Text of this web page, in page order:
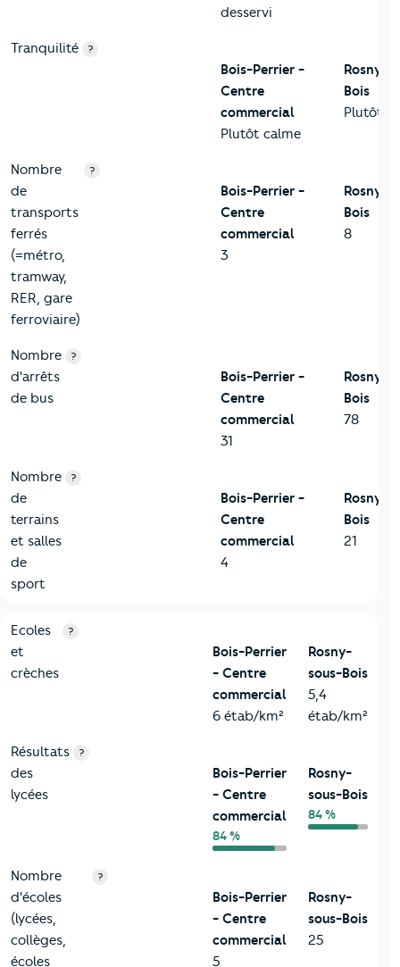
desservi
Tranquilité ?
Bois-Perrier -
Centre
commercial
Plutôt calme
Rosny-
Bois
Plutôt
Nombre
de
transports
ferrés
(=métro,
tramway,
RER, gare
ferroviaire)
?
Bois-Perrier -
Centre
commercial
3
Rosny-
Bois
8
Nombre
d'arrêts
de bus
?
Bois-Perrier -
Centre
commercial
31
Rosny-
Bois
78
Nombre
de
terrains
et salles
de
sport
?
Bois-Perrier -
Centre
commercial
4
Rosny-
Bois
21
4-Education
Critères
Ecoles
et
crèches
?
Bois-Perrier
- Centre
commercial
6 étab/km²
Rosny-
sous-Bois
5,4
étab/km²
Résultats
des
lycées
?
Bois-Perrier
- Centre
commercial
84 %
Rosny-
sous-Bois
84 %
Nombre
d'écoles
(lycées,
collèges,
écoles
?
Bois-Perrier
- Centre
commercial
5
Rosny-
sous-Bois
25